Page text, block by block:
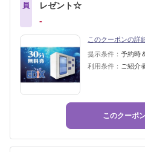
員
レゼント☆
‐
このクーポンの詳
提示条件： 予約時
利用条件： ご紹介
このクーポ